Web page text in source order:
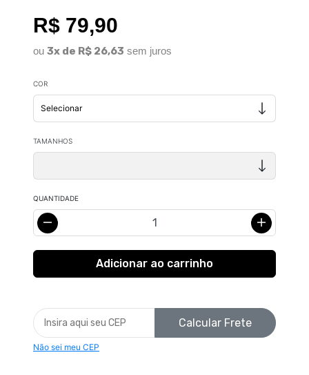
R$ 79,90
ou 3x de R$ 26,63 sem juros
COR
TAMANHOS
QUANTIDADE
Calcular Frete
Não sei meu CEP